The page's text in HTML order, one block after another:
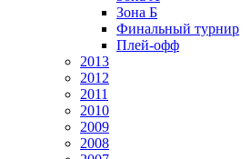
Зона Б
Финальный турнир
Плей-офф
2013
2012
2011
2010
2009
2008